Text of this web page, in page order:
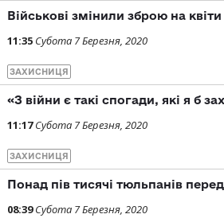
Військові змінили зброю на квіти
11:35 Субота 7 Березня, 2020
ЗАХИСНИЦЯ
«З війни є такі спогади, які я б
11:17 Субота 7 Березня, 2020
ЗАХИСНИЦЯ
Понад пів тисячі тюльпанів
08:39 Субота 7 Березня, 2020